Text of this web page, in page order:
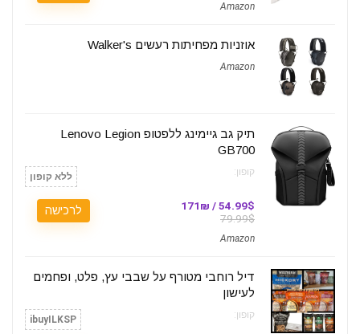
Amazon
אוזניות מפחיתות רעשים Walker's
Amazon
תיק גב גיימינג ללפטופ Lenovo Legion
GB700
קופון: ללא קופון
54.99$ / 171₪
79.99$
Amazon
לרכישה
דיל רוחבי מטורף על שבבי עץ, פלט, ופחמים
לעישון
קופון: ibuyILKSP